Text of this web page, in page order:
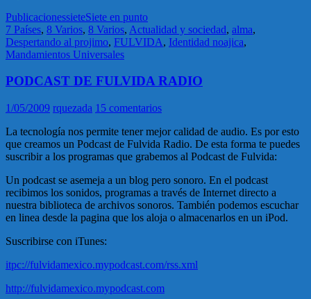
PublicacionessieteSiete en punto
7 Países, 8 Varios, 8 Varios, Actualidad y sociedad, alma,
Despertando al projimo, FULVIDA, Identidad noajica,
Mandamientos Universales
PODCAST DE FULVIDA RADIO
1/05/2009 rquezada 15 comentarios
La tecnología nos permite tener mejor calidad de audio. Es por esto
que creamos un Podcast de Fulvida Radio. De esta forma te puedes
suscribir a los programas que grabemos al Podcast de Fulvida:
Un podcast se asemeja a un blog pero sonoro. En el podcast
recibimos los sonidos, programas a través de Internet directo a
nuestra biblioteca de archivos sonoros. También podemos escuchar
en linea desde la pagina que los aloja o almacenarlos en un iPod.
Suscribirse con iTunes:
itpc://fulvidamexico.mypodcast.com/rss.xml
http://fulvidamexico.mypodcast.com